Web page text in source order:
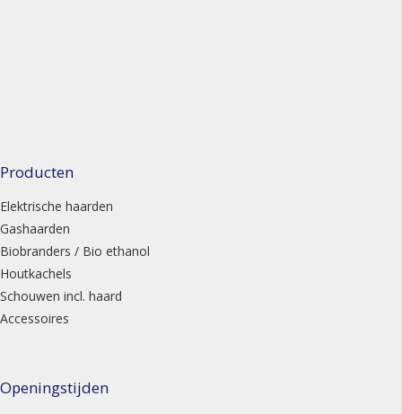
Producten
Elektrische haarden
Gashaarden
Biobranders / Bio ethanol
Houtkachels
Schouwen incl. haard
Accessoires
Openingstijden